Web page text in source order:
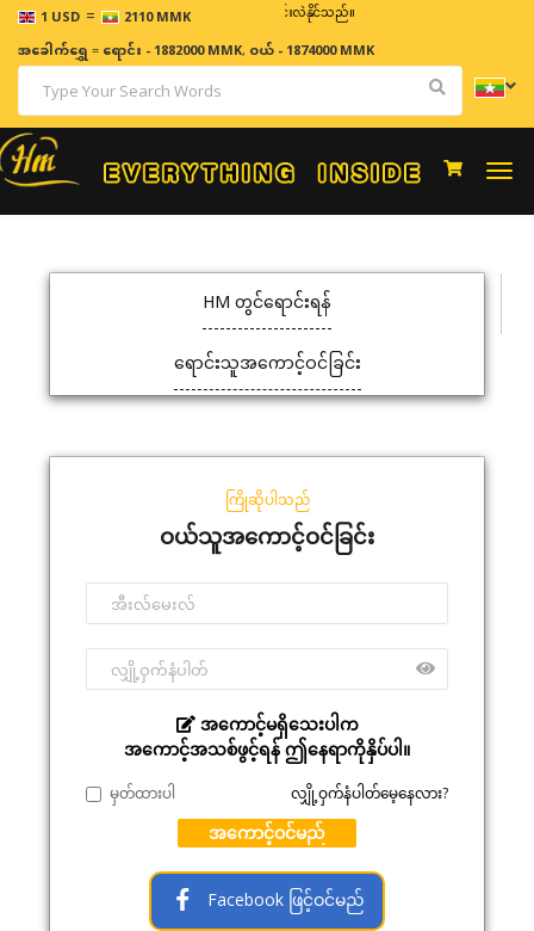
1 USD = 2110 MMK
ဈေးနှုန်းများသည် အချိန်နှင့် အမျှပြောင်းလဲနိုင်သည်။
အခေါက်ရွှေ=ရောင်း - 1882000 MMK, ဝယ် - 1874000 MMK
HM တွင်ရောင်းရန်
ရောင်းသူအကောင့်ဝင်ခြင်း
ကြိုဆိုပါသည်
ဝယ်သူအကောင့်ဝင်ခြင်း
အကောင့်မရှိသေးပါက
အကောင့်အသစ်ဖွင့်ရန် ဤနေရာကိုနှိပ်ပါ။
မှတ်ထားပါ လျှို့ဝှက်နံပါတ်မေ့နေလား?
အကောင့်ဝင်မည်
Facebook ဖြင့်ဝင်မည်